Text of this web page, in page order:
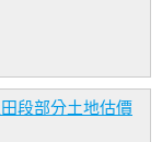
段部分土地估價